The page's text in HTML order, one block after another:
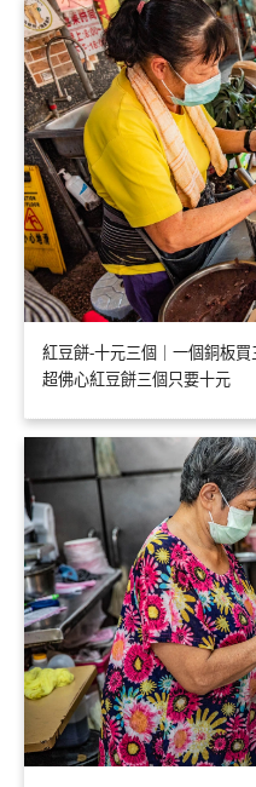
紅豆餅-十元三個｜一個銅板
超佛心紅豆餅三個只要十元